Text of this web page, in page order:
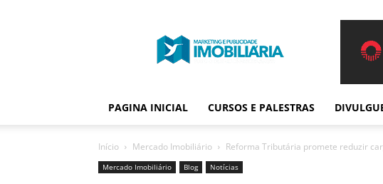
Publicidade
Imobiliária
PAGINA INICIAL CURSOS E PALESTRAS
Início Mercado Imobiliário Reforma Tributária promete reduzir
Mercado Imobiliário Blog Notícias